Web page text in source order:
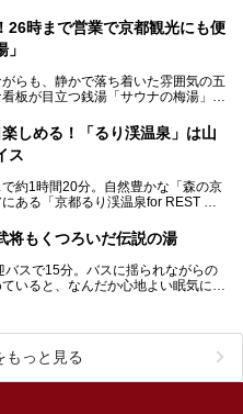
26時まで営業で京都観光にも便
らも、静かで落ち着いた雰囲気の五
板が目立つ銭湯「サウナの梅湯」が
しめる！「るり渓温泉」は山
ス
約1時間20分。自然豊かな「森の京
ある「京都るり渓温泉for REST RE
将もくつろいだ伝説の湯
バスで15分。バスに揺られながらの
いると、なんだか心地よい眠気に誘
もっと見る